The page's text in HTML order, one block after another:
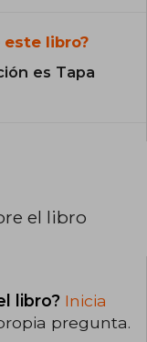
este libro?
es Tapa
el libro
libro? Inicia
pregunta.